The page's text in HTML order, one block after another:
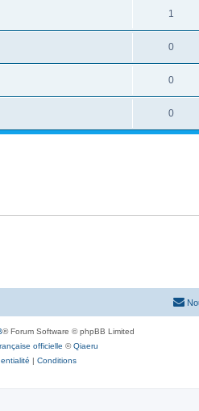
1
0
0
0
® Forum Software © phpBB Limited
officielle ©Qiaeru
| Conditions